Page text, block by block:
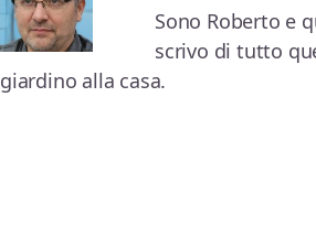
Sono Roberto e
scrivo di tutto
giardino alla casa.